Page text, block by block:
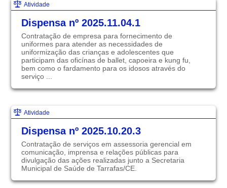
Atividade
Dispensa nº 2025.11.04.1
Contratação de empresa para fornecimento de
uniformes para atender as necessidades de
uniformização das crianças e adolescentes que
participam das oficínas de ballet, capoeira e kung fu,
bem como o fardamento para os idosos através do
serviço ...
Atividade
Dispensa nº 2025.10.20.3
Contratação de serviços em assessoria gerencial em
comunicação, imprensa e relações públicas para
divulgação das ações realizadas junto a Secretaria
Municipal de Saúde de Tarrafas/CE.